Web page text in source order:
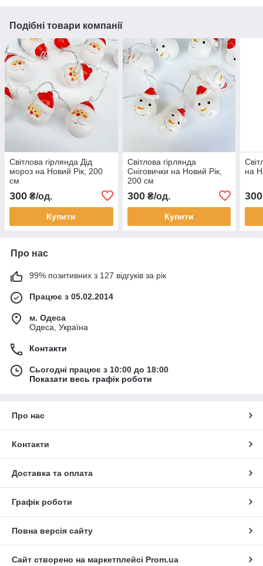
Подібні товари компанії
Світлова гірлянда Дід
мороз на Новий Рік, 200
см
300 ₴/од.
Купити
Світлова гірлянда
Сніговички на Новий Рік,
200 см
300₴/од.
Купити
на
300
Про нас
99% позитивних з 127 відгуків за рік
Працює з 05.02.2014
м. Одеса
Одеса, Україна
Контакти
Сьогодні працює з 10:00 до 18:00
Показати весь графік роботи
Про нас
Контакти
Доставка та оплата
Графік роботи
Повна версія сайту
Сайт створено на маркетплейсі Prom.ua